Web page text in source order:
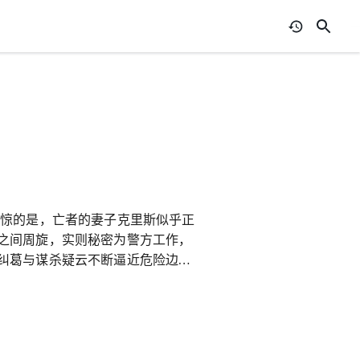
的是，亡者的妻子克里斯似乎正
周旋，实则秘密为警方工作，
葛与谋杀疑云不断逼近危险边